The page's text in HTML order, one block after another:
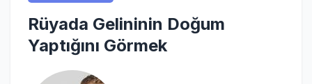
Rüyada Gelininin Doğum
Yaptığını Görmek